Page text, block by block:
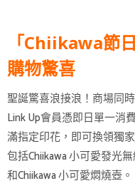
「Chiikawa節
購物驚喜
聖誕驚喜浪接浪！商場同
Link Up會員憑即日單一消
滿指定印花，即可換領獨
包括Chiikawa 小可愛發光
和Chiikawa 小可愛燜燒壺。